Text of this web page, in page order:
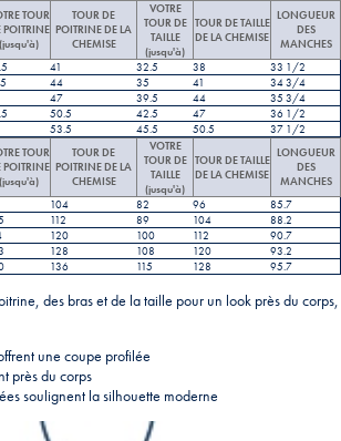
TOUR
POITRINE
(jusqu'à)
TOUR DE
POITRINE DE LA
CHEMISE
VOTRE
TOUR DE
TAILLE
(jusqu'à)
TOUR DE TAILLE
DE LA CHEMISE
LONGUEUR
DES
MANCHES
41 32.5 38
33 1/2
44 35 41
34 3/4
47 39.5 44
35 3/4
50.5 42.5 47
36 1/2
53.5 45.5 50.5
37 1/2
TOUR
POITRINE
(jusqu'à)
TOUR DE
POITRINE DE LA
CHEMISE
VOTRE
TOUR DE
TAILLE
(jusqu'à)
TOUR DE TAILLE
DE LA CHEMISE
LONGUEUR
DES
MANCHES
104 82 96
85.7
112 89 104
88.2
120 100 112
90.7
128 108 120
93.2
136 115 128 95.7
des bras et de la taille pour un look près du corps,
une coupe profilée
près du corps
soulignent la silhouette moderne